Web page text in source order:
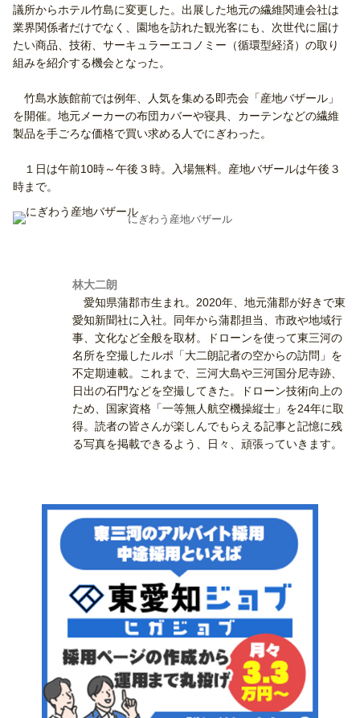
議所からホテル竹島に変更した。出展した地元の繊維関連会社は
業界関係者だけでなく、園地を訪れた観光客にも、次世代に届け
たい商品、技術、サーキュラーエコノミー（循環型経済）の取り
組みを紹介する機会となった。
竹島水族館前では例年、人気を集める即売会「産地バザール」
を開催。地元メーカーの布団カバーや寝具、カーテンなどの繊維
製品を手ごろな価格で買い求める人でにぎわった。
１日は午前10時～午後３時。入場無料。産地バザールは午後３
時まで。
にぎわう産地バザール
林大二朗
愛知県蒲郡市生まれ。2020年、地元蒲郡が好きで東
愛知新聞社に入社。同年から蒲郡担当、市政や地域行
事、文化など全般を取材。ドローンを使って東三河の
名所を空撮したルポ「大二朗記者の空からの訪問」を
不定期連載。これまで、三河大島や三河国分尼寺跡、
日出の石門などを空撮してきた。ドローン技術向上の
ため、国家資格「一等無人航空機操縦士」を24年に取
得。読者の皆さんが楽しんでもらえる記事と記憶に残
る写真を掲載できるよう、日々、頑張っていきます。